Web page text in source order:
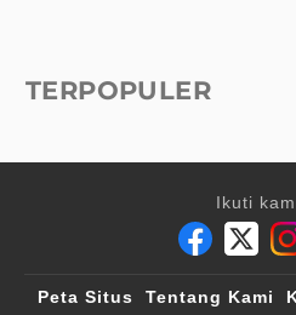
TERPOPULER
Ikuti
Peta Situs Tentang Kami